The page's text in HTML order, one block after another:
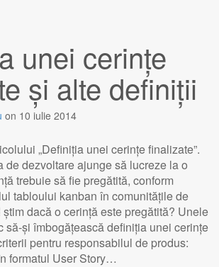
unei cerințe
și alte definiții
on 10 iulie 2014
„Definiția unei cerințe finalizate”.
de dezvoltare ajunge să lucreze la o
trebuie să fie pregătită, conform
tabloului kanban în comunitățile de
dacă o cerință este pregătită? Unele
să-și îmbogățească definiția unei cerințe
pentru responsabilul de produs:
formatul User Story…